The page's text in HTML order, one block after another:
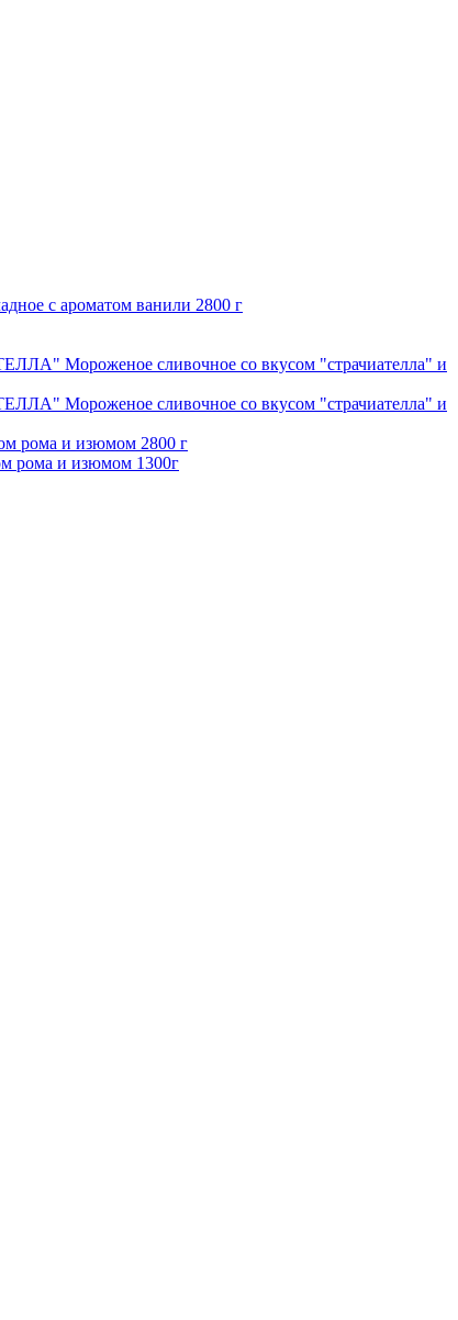
c ароматом ванили 2800 г
Мороженое сливочное со вкусом "страчиателла" и
Мороженое сливочное со вкусом "страчиателла" и
рома и изюмом 2800 г
рома и изюмом 1300г